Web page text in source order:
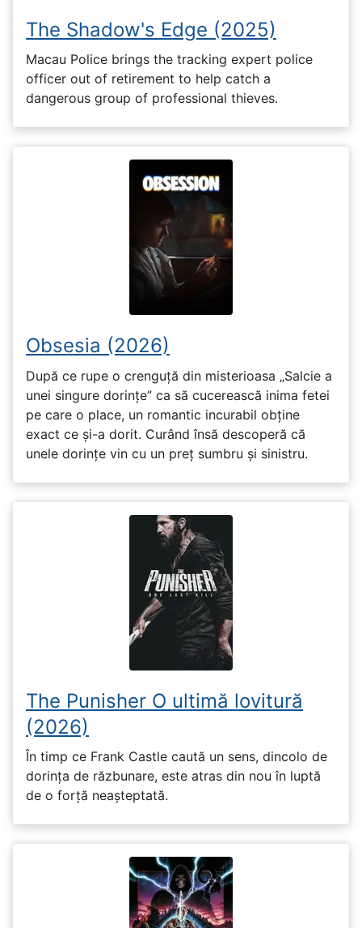
The Shadow's Edge (2025)
Macau Police brings the tracking expert police
officer out of retirement to help catch a
dangerous group of professional thieves.
Obsesia (2026)
După ce rupe o crenguță din misterioasa „Salcie a
unei singure dorințe” ca să cucerească inima fetei
pe care o place, un romantic incurabil obține
exact ce și-a dorit. Curând însă descoperă că
unele dorințe vin cu un preț sumbru și sinistru.
The Punisher O ultimă lovitură
(2026)
În timp ce Frank Castle caută un sens, dincolo de
dorința de răzbunare, este atras din nou în luptă
de o forță neașteptată.